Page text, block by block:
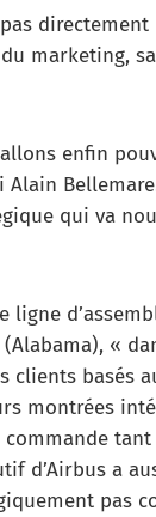
marketing,
enfin
qui va
ligne
«
clients basés
montrées
d’Airbus a
pas